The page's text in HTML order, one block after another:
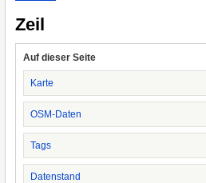
Zeil
Auf dieser Seite
Karte
OSM-Daten
Tags
Datenstand